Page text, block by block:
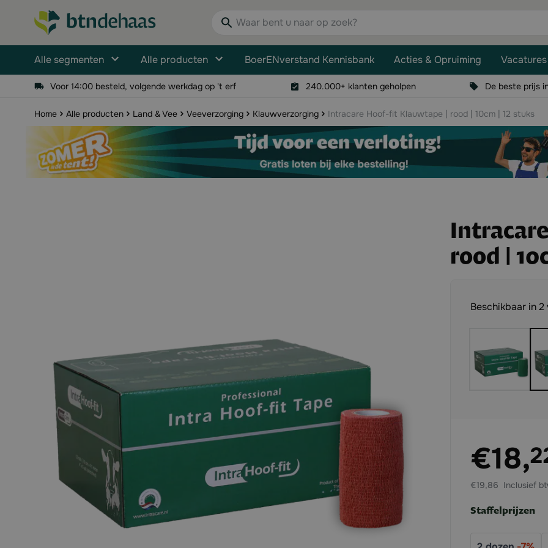
Waar bent u naar op zoek?
Alle segmenten Alle producten BoerENverstand Kennisbank Acties & Opruiming Vacatures
Voor 14:00 besteld, volgende werkdag op 't erf 240.000+ klanten geholpen De beste prijs
Home Alle producten Land & Vee Veeverzorging Klauwverzorging Intracare Hoof-fit Klauwtape | rood | 10cm | 12 stuks
rood |
Beschikbaar in
Exclusief btw:
€18,
€19,86
Staffelprijzen